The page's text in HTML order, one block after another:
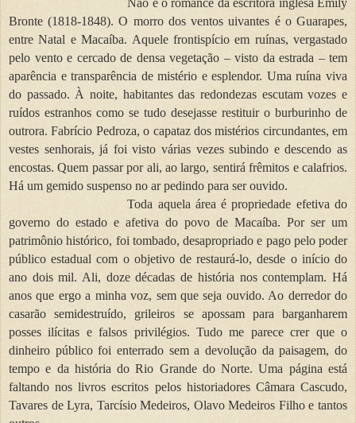
Bronte (1818-1848). O morro dos ventos uivantes é o Guarapes,
entre Natal e Macaíba. Aquele frontispício em ruínas, vergastado
pelo vento e cercado de densa vegetação – visto da estrada – tem
aparência e transparência de mistério e esplendor. Uma ruína viva
do passado. À noite, habitantes das redondezas escutam vozes e
ruídos estranhos como se tudo desejasse restituir o burburinho de
outrora. Fabrício Pedroza, o capataz dos mistérios circundantes, em
vestes senhorais, já foi visto várias vezes subindo e descendo as
encostas. Quem passar por ali, ao largo, sentirá frêmitos e calafrios.
Há um gemido suspenso no ar pedindo para ser ouvido.
Toda aquela área é propriedade efetiva do
governo do estado e afetiva do povo de Macaíba. Por ser um
patrimônio histórico, foi tombado, desapropriado e pago pelo poder
público estadual com o objetivo de restaurá-lo, desde o início do
ano dois mil. Ali, doze décadas de história nos contemplam. Há
anos que ergo a minha voz, sem que seja ouvido. Ao derredor do
casarão semidestruído, grileiros se apossam para barganharem
posses ilícitas e falsos privilégios. Tudo me parece crer que o
dinheiro público foi enterrado sem a devolução da paisagem, do
tempo e da história do Rio Grande do Norte. Uma página está
faltando nos livros escritos pelos historiadores Câmara Cascudo,
Tavares de Lyra, Tarcísio Medeiros, Olavo Medeiros Filho e tantos